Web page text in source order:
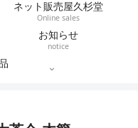
ネット販売屋久杉堂
Online sales
お知らせ
notice